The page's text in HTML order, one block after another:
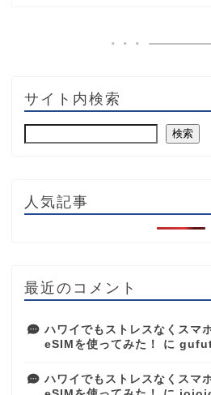
サイト内検索
検索
人気記事
最近のコメント
ハワイでもストレスなくスマ
eSIMを使ってみた！
に
ハワイでもストレスなくスマ